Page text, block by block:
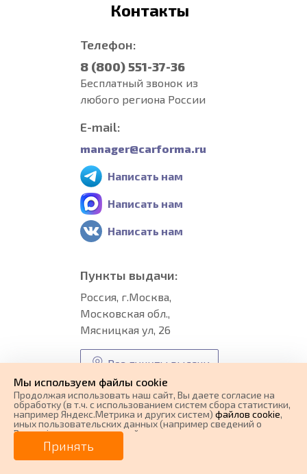
0 ₽
от0₽/мес. Плати частями
Контакты
Телефон:
8 (800) 551-37-36
Бесплатный звонок из
любого региона России
E-mail:
manager@carforma.ru
Написать нам
Написать нам
Написать нам
Пункты выдачи:
Россия, г.Москва,
Московская обл.,
Мясницкая ул, 26
Все пункты выдачи
Способы оплаты
Мы используем файлы cookie
Продолжая использовать наш cайт, Вы даете согласие на
обработку (в т.ч. с использованием систем сбора статистики,
например Яндекс.Метрика и других систем) файлов cookie,
иных пользовательских данных (например сведений о
Вашем ip-адресе, сведений о местоположении, типе
устройства, времени посещения страницы, сведений о
ресурсах сети Интернет, с которых были совершены
переходы на наш сайт, сведения о Ваших действиях на сайте
Принять